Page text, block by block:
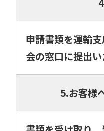
申請書類を運輸
会の窓口に提出い
5.お客様